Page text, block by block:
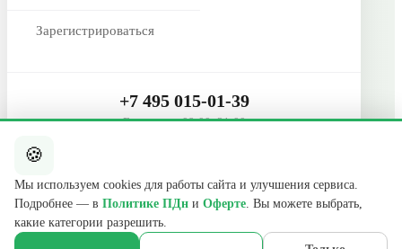
Зарегистрироваться
+7 495 015-01-39
Ежедневно 09:00–21:00
КОНТАКТЫ
info@b2cmsk.ru
© 2017–2026 ООО «В2С УПР» · ИНН 5027255140 · ОГРН
1175027020046 · КПП 502701001
🍪
Мы используем cookies для работы сайта и улучшения сервиса.
Подробнее — в Политике ПДн и Оферте. Вы можете выбрать,
какие категории разрешить.